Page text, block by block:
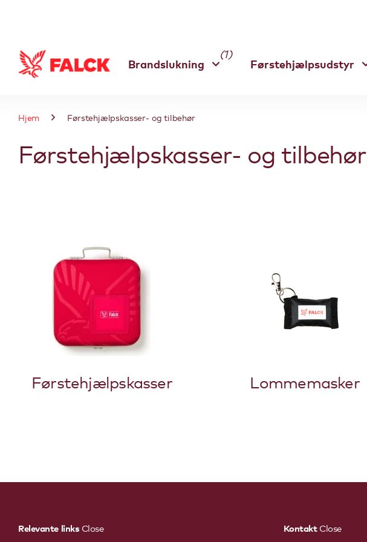
Brandslukning
(1)
Førstehjælpsudstyr
Hjem Førstehjælpskasser- og tilbehør
Førstehjælpskasser- og tilbehør
Førstehjælpskasser Lommemasker
Relevante links Close Kontakt Close